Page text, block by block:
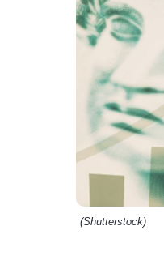
Ver todos
(Shutterstock)